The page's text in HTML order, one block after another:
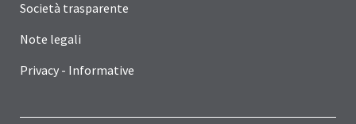
Società trasparente
Note legali
Privacy - Informative